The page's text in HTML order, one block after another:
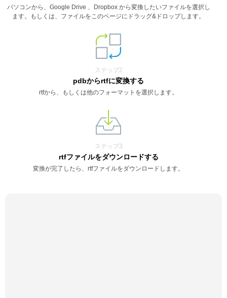
パソコンから、Google Drive 、Dropbox から変換したいファイルを選択し
ます。もしくは、ファイルをこのページにドラッグ&ドロップします。
ステップ2
pdbからrtfに変換する
rtfから、もしくは他のフォーマットを選択します。
ステップ3
rtfファイルをダウンロードする
変換が完了したら、rtfファイルをダウンロードします。